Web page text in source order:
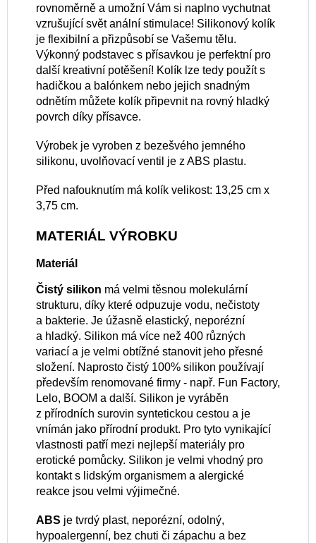
rovnoměrně a umožní Vám si naplno vychutnat
vzrušující svět anální stimulace! Silikonový kolík
je flexibilní a přizpůsobí se Vašemu tělu.
Výkonný podstavec s přísavkou je perfektní pro
další kreativní potěšení! Kolík lze tedy použít s
hadičkou a balónkem nebo jejich snadným
odnětím můžete kolík připevnit na rovný hladký
povrch díky přísavce.
Výrobek je vyroben z bezešvého jemného
silikonu, uvolňovací ventil je z ABS plastu.
Před nafouknutím má kolík velikost: 13,25 cm x
3,75 cm.
MATERIÁL VÝROBKU
Materiál
Čistý silikon má velmi těsnou molekulární
strukturu, díky které odpuzuje vodu, nečistoty
a bakterie. Je úžasně elastický, neporézní
a hladký. Silikon má více než 400 různých
variací a je velmi obtížné stanovit jeho přesné
složení. Naprosto čistý 100% silikon používají
především renomované firmy - např. Fun Factory,
Lelo, BOOM a další. Silikon je vyráběn
z přírodních surovin syntetickou cestou a je
vnímán jako přírodní produkt. Pro tyto vynikající
vlastnosti patří mezi nejlepší materiály pro
erotické pomůcky. Silikon je velmi vhodný pro
kontakt s lidským organismem a alergické
reakce jsou velmi výjimečné.
ABS je tvrdý plast, neporézní, odolný,
hypoalergenní, bez chuti či zápachu a bez